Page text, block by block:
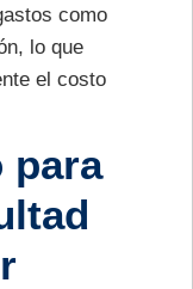
como
lo que
el costo
para